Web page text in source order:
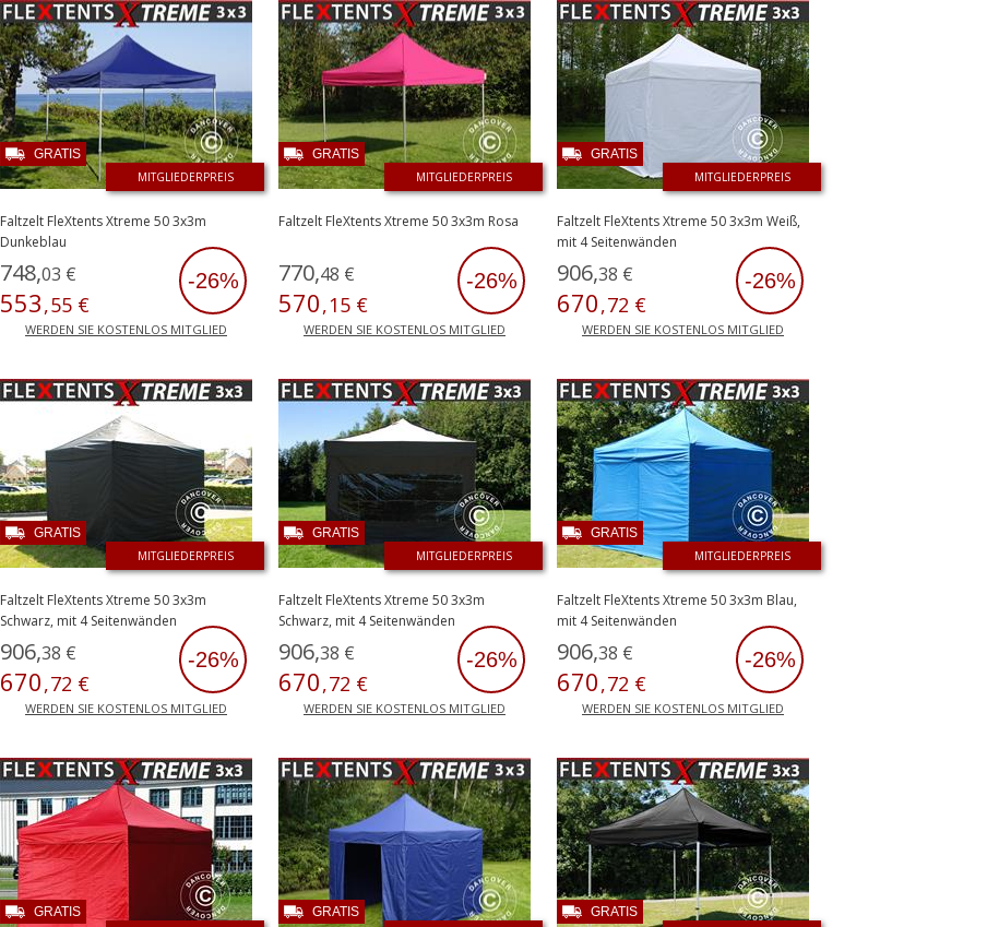
Faltzelt FleXtents Xtreme 50 3x3m
Dunkeblau
-26%
WERDEN SIE KOSTENLOS MITGLIED
748,03 €
553,55 €
MITGLIEDERPREIS
GRATIS
Faltzelt FleXtents Xtreme 50 3x3m Rosa
-26%
WERDEN SIE KOSTENLOS MITGLIED
770,48 €
570,15 €
MITGLIEDERPREIS
GRATIS
Faltzelt FleXtents Xtreme 50 3x3m Weiß,
mit 4 Seitenwänden
-26%
WERDEN SIE KOSTENLOS MITGLIED
906,38 €
670,72 €
MITGLIEDERPREIS
GRATIS
Faltzelt FleXtents Xtreme 50 3x3m
Schwarz, mit 4 Seitenwänden
-26%
WERDEN SIE KOSTENLOS MITGLIED
906,38 €
670,72 €
MITGLIEDERPREIS
GRATIS
Faltzelt FleXtents Xtreme 50 3x3m
Schwarz, mit 4 Seitenwänden
-26%
WERDEN SIE KOSTENLOS MITGLIED
906,38 €
670,72 €
MITGLIEDERPREIS
GRATIS
Faltzelt FleXtents Xtreme 50 3x3m Blau,
mit 4 Seitenwänden
-26%
WERDEN SIE KOSTENLOS MITGLIED
906,38 €
670,72 €
MITGLIEDERPREIS
GRATIS
GRATIS GRATIS GRATIS